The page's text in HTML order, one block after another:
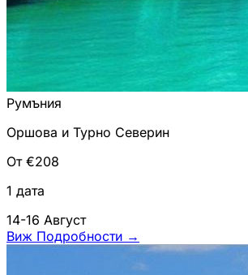
Румъния
Оршова и Турно Северин
От €208
1 дата
14-16 Август
Виж Подробности →